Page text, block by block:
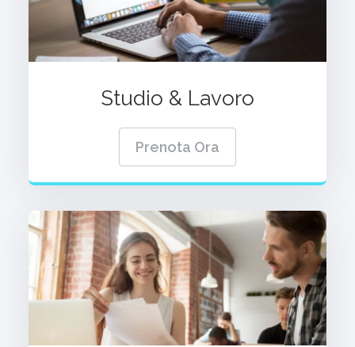
Studio & Lavoro
Prenota Ora